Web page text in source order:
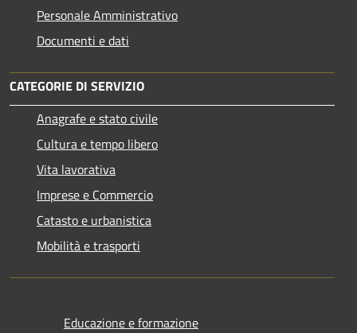
Personale Amministrativo
Documenti e dati
CATEGORIE DI SERVIZIO
Anagrafe e stato civile
Cultura e tempo libero
Vita lavorativa
Imprese e Commercio
Catasto e urbanistica
Mobilità e trasporti
Educazione e formazione